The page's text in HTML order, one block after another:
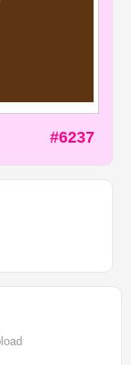
#6237